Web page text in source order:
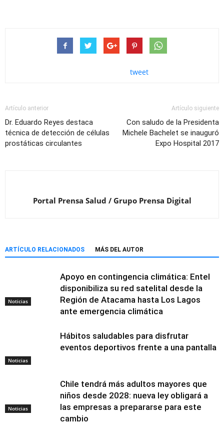
tweet
Artículo anterior
Dr. Eduardo Reyes destaca
técnica de detección de células
prostáticas circulantes
Artículo siguiente
Con saludo de la Presidenta
Michele Bachelet se inauguró
Expo Hospital 2017
Portal Prensa Salud / Grupo Prensa Digital
ARTÍCULO RELACIONADOS MÁS DEL AUTOR
Noticias
Apoyo en contingencia climática: Entel
disponibiliza su red satelital desde la
Región de Atacama hasta Los Lagos
ante emergencia climática
Noticias
Hábitos saludables para disfrutar
eventos deportivos frente a una pantalla
Noticias
Chile tendrá más adultos mayores que
niños desde 2028: nueva ley obligará a
las empresas a prepararse para este
cambio